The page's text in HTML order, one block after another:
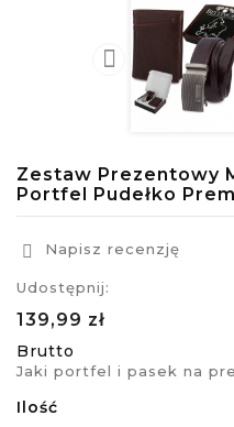

Zestaw Prezentowy
Portfel Pudełko
 Napisz recenzję
Udostępnij:
139,99 zł
Brutto
Jaki portfel i pasek na
Ilość